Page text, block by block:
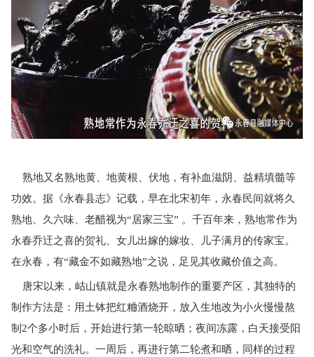
熟地又名熟地黄、地黄根、伏地，有补血滋阴、益精填髓等
功效。据《永春县志》记载，早在北宋初年，永春民间就将久
熟地、久六味、老醋视为“居家三宝” 。千百年来，熟地常作为
永春乔迀之喜的贺礼、女儿出嫁的嫁妆、儿子满月的传家宝。
在永春，有“藏金不如藏熟地”之说，足见其收藏价值之高。
唐宋以来，岵山镇就是永春熟地制作的重要产区，其独特的
制作方法是：用土钵把红粬酒烧开，放入生地改为小火慢慢熬
制 2个多小时后，开始进行第一轮晾晒；夜间冻露，白天接受阳
光和空气的洗礼。一周后，再进行第二轮煮和晒，同样的过程